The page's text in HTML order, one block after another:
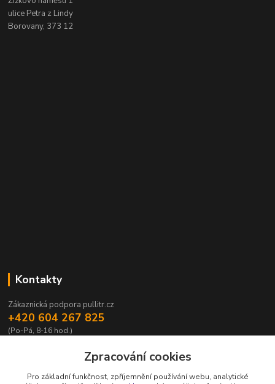
ulice Petra z Lindy
Borovany, 373 12
Kontakty
Zákaznická podpora pullitr.cz
+420 604 267 825
(Po-Pá, 8-16 hod.)
Zpracování cookies
Pro základní funkčnost, zpříjemnění používání webu, analytické